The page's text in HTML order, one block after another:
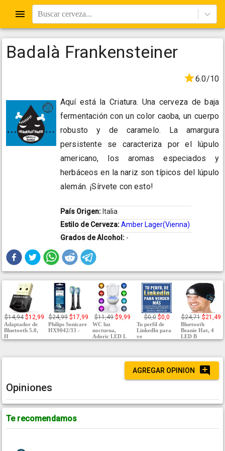
Buscar cerveza...
Badalà Frankensteiner
6.0/10
Aquí está la Criatura. Una cerveza de baja
fermentación con un color caoba, un cuerpo
robusto y de caramelo. La amargura
persistente se caracteriza por el lúpulo
americano, los aromas especiados y
herbáceos en la nariz son típicos del lúpulo
alemán. ¡Sírvete con esto!
País Origen: Italia
Estilo de Cerveza:Amber Lager(Vienna)
Grados de Alcohol: -
$14,94 $12,99
Adaptador de
Bluetooth 5.0,
H
$24,99 $17,99
Philips Sonicare
HX9042/33 -
$11,49 $9,99
WC luz
nocturna,
Adoric LED L
$0,0 $0,0
Tu perfil de
LinkedIn para
ve
$24,71 $21,49
Bluetooth
Beanie Hat, 4
LED B
AGREGAR OPINION
Opiniones
Te recomendamos